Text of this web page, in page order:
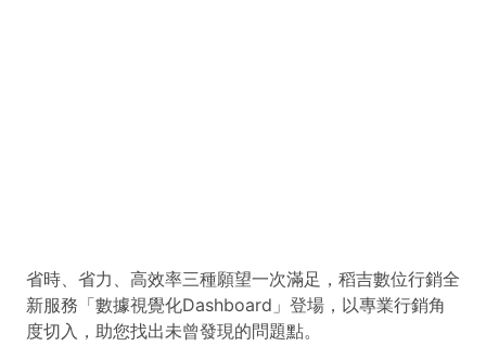
省時、省力、高效率三種願望一次滿足，稻吉數位行銷全
新服務「數據視覺化Dashboard」登場，以專業行銷角
度切入，助您找出未曾發現的問題點。